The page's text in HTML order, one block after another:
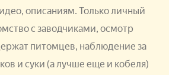
описаниям. Только личный
с заводчиками, осмотр
питомцев, наблюдение за
и суки (а лучше еще и кобеля)